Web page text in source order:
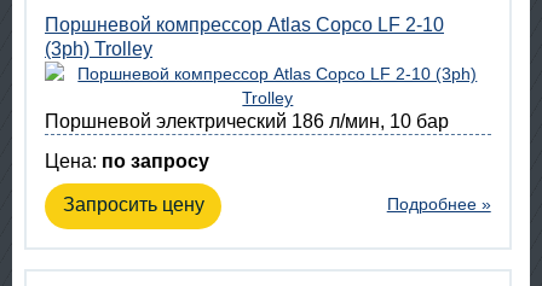
Поршневой компрессор Atlas Copco LF 2-10
(3ph) Trolley
Поршневой электрический 186 л/мин, 10 бар
Цена: по запросу
Запросить цену Подробнее »